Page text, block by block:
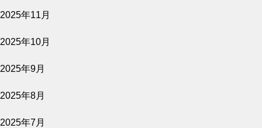
2025年11月
2025年10月
2025年9月
2025年8月
2025年7月